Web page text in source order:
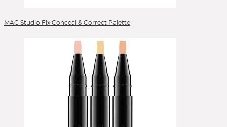
MAC Studio Fix Conceal & Correct Palette